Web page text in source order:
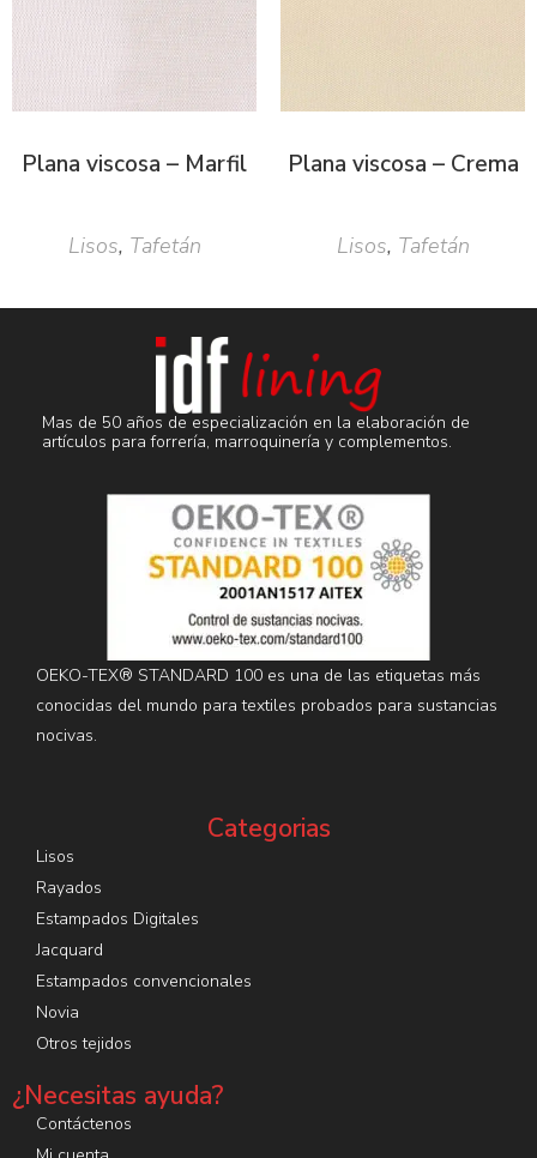
Plana viscosa – Marfil
Lisos, Tafetán
Plana viscosa – Crema
Lisos, Tafetán
Mas de 50 años de especialización en la elaboración de
artículos para forrería, marroquinería y complementos.
OEKO-TEX® STANDARD 100 es una de las etiquetas más
conocidas del mundo para textiles probados para sustancias
nocivas.
Categorias
Lisos
Rayados
Estampados Digitales
Jacquard
Estampados convencionales
Novia
Otros tejidos
¿Necesitas ayuda?
Contáctenos